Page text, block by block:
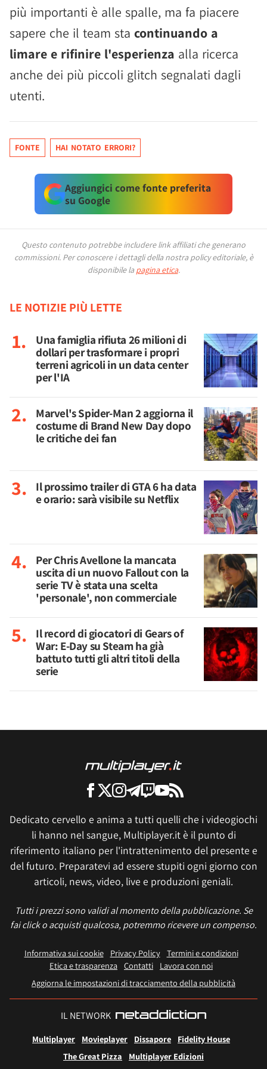
più importanti è alle spalle, ma fa piacere
sapere che il team sta continuando a
limare e rifinire l'esperienza alla ricerca
anche dei più piccoli glitch segnalati dagli
utenti.
FONTE HAI NOTATO ERRORI?
Aggiungici come fonte preferita
su Google
Questo contenuto potrebbe includere link affiliati che generano
commissioni. Per conoscere i dettagli della nostra policy editoriale, è
disponibile la pagina etica.
LE NOTIZIE PIÙ LETTE
Una famiglia rifiuta 26 milioni di
dollari per trasformare i propri
terreni agricoli in un data center
per l'IA
Marvel's Spider-Man 2 aggiorna il
costume di Brand New Day dopo
le critiche dei fan
Il prossimo trailer di GTA 6 ha data
e orario: sarà visibile su Netflix
Per Chris Avellone la mancata
uscita di un nuovo Fallout con la
serie TV è stata una scelta
'personale', non commerciale
Il record di giocatori di Gears of
War: E-Day su Steam ha già
battuto tutti gli altri titoli della
serie
Dedicato cervello e anima a tutti quelli che i videogiochi
li hanno nel sangue, Multiplayer.it è il punto di
riferimento italiano per l'intrattenimento del presente e
del futuro. Preparatevi ad essere stupiti ogni giorno con
articoli, news, video, live e produzioni geniali.
Tutti i prezzi sono validi al momento della pubblicazione. Se
fai click o acquisti qualcosa, potremmo ricevere un compenso.
Informativa sui cookie Privacy Policy
Termini e condizioni
Etica e trasparenza Contatti
Lavora con noi
Aggiorna le impostazioni di tracciamento della pubblicità
IL NETWORK
Multiplayer Movieplayer Dissapore
Fidelity House
The Great Pizza
Multiplayer Edizioni